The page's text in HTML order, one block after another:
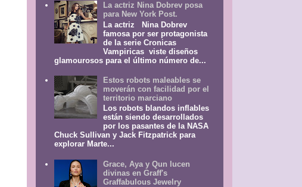
La actriz Nina Dobrev posa
para New York Post.
La actriz Nina Dobrev
famosa por ser protagonista
de la serie Cronicas
Vampiricas viste diseños
glamourosos para el último número de...
Estos robots maleables se
moverán con facilidad por el
territorio marciano
Los robots blandos inflables
están siendo desarrollados
por los pasantes de la NASA
Chuck Sullivan y Jack Fitzpatrick para
explorar Marte...
Grace, Aya y Qun lucen
divinas en Graff's
Graffabulous Jewelry